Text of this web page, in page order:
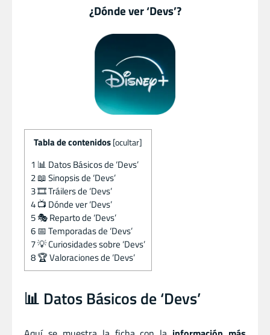
¿Dónde ver ‘Devs’?
Tabla de contenidos [ocultar]
1 📊 Datos Básicos de ‘Devs’
2📖 Sinopsis de ‘Devs’
3🎞️ Tráilers de ‘Devs’
4📺 Dónde ver ‘Devs’
5🎭 Reparto de ‘Devs’
6📅 Temporadas de ‘Devs’
7💡 Curiosidades sobre ‘Devs’
8🏆 Valoraciones de ‘Devs’
📊 Datos Básicos de ‘Devs’